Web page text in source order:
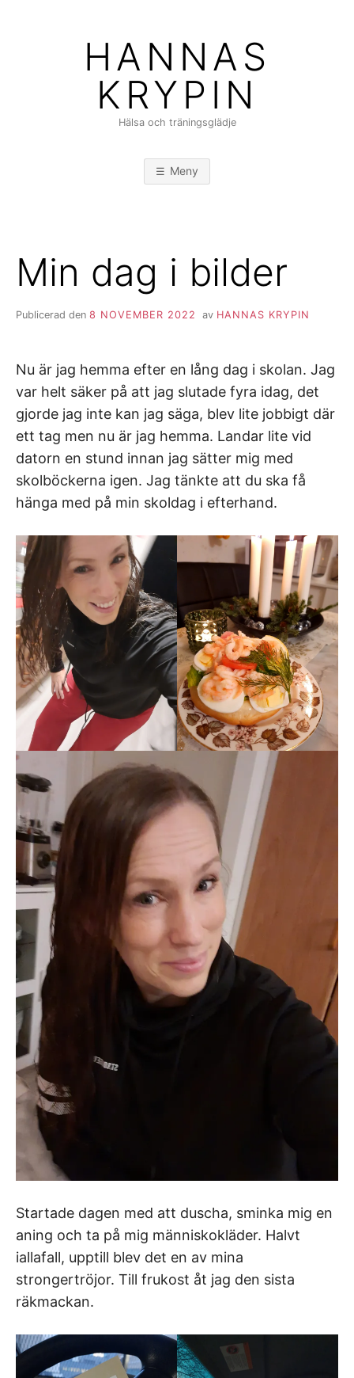
HANNAS
KRYPIN
Hälsa och träningsglädje
Meny
Min dag i bilder
Publicerad den 8 NOVEMBER 2022 av HANNAS KRYPIN
Nu är jag hemma efter en lång dag i skolan. Jag
var helt säker på att jag slutade fyra idag, det
gjorde jag inte kan jag säga, blev lite jobbigt där
ett tag men nu är jag hemma. Landar lite vid
datorn en stund innan jag sätter mig med
skolböckerna igen. Jag tänkte att du ska få
hänga med på min skoldag i efterhand.
Startade dagen med att duscha, sminka mig en
aning och ta på mig människokläder. Halvt
iallafall, upptill blev det en av mina
strongertröjor. Till frukost åt jag den sista
räkmackan.